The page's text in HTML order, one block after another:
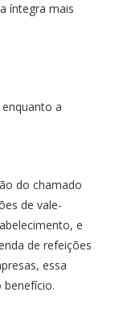
íntegra mais
a
do chamado
de vale-
e
de refeições
essa